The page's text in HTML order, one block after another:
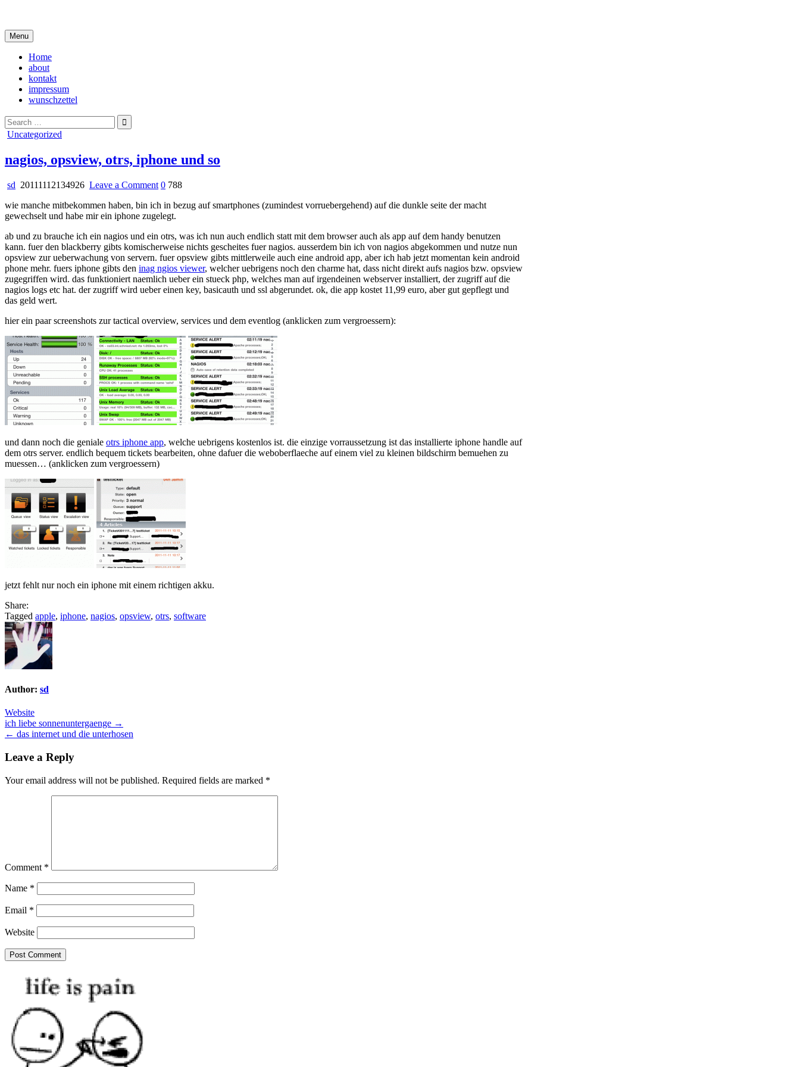
content
Menu
Home
about
kontakt
impressum
wunschzettel
Search
for:
Posted
Uncategorized
nagios, opsview, otrs, iphone und so
sd 20111112134926 Leave a Commenton
opsview,
otrs,
und
so
0 788
wie manche mitbekommen haben, bin ich in bezug auf smartphones (zumindest vorruebergehend) auf die dunkle seite der macht
gewechselt und habe mir ein iphone zugelegt.
ab und zu brauche ich ein nagios und ein otrs, was ich nun auch endlich statt mit dem browser auch als app auf dem handy benutzen
kann. fuer den blackberry gibts komischerweise nichts gescheites fuer nagios. ausserdem bin ich von nagios abgekommen und nutze nun
opsview zur ueberwachung von servern. fuer opsview gibts mittlerweile auch eine android app, aber ich hab jetzt momentan kein android
phone mehr. fuers iphone gibts den inag ngios viewer, welcher uebrigens noch den charme hat, dass nicht direkt aufs nagios bzw. opsview
zugegriffen wird. das funktioniert naemlich ueber ein stueck php, welches man auf irgendeinen webserver installiert, der zugriff auf die
nagios logs etc hat. der zugriff wird ueber einen key, basicauth und ssl abgerundet. ok, die app kostet 11,99 euro, aber gut gepflegt und
das geld wert.
hier ein paar screenshots zur tactical overview, services und dem eventlog (anklicken zum vergroessern):
und dann noch die geniale otrs iphone app, welche uebrigens kostenlos ist. die einzige vorraussetzung ist das installierte iphone handle auf
dem otrs server. endlich bequem tickets bearbeiten, ohne dafuer die weboberflaeche auf einem viel zu kleinen bildschirm bemuehen zu
muessen… (anklicken zum vergroessern)
jetzt fehlt nur noch ein iphone mit einem richtigen akku.
Share:
Tagged apple, iphone, nagios, opsview, otrs, software
Author: sd
Website
Post
navigation
ich liebe sonnenuntergaenge →
← das internet und die unterhosen
Leave a Reply
Your email address will not be published. Required fields are marked *
Comment *
Name *
Email *
Website